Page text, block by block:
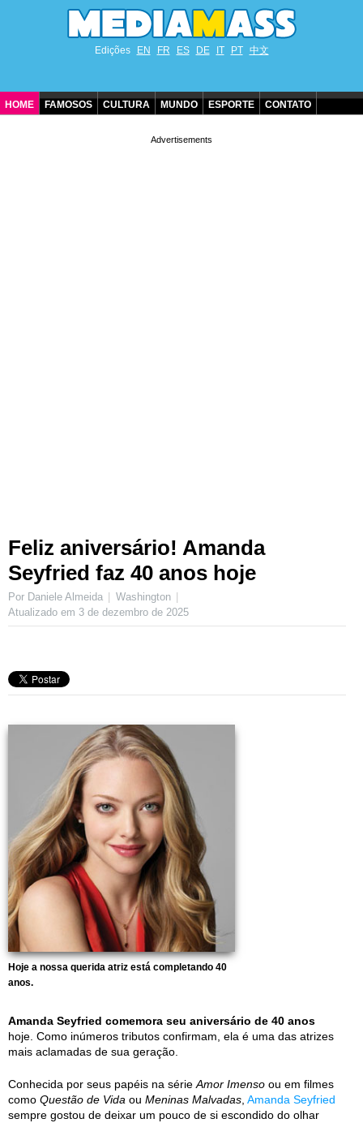
Edições EN FR ES DE IT PT 中文
HOME FAMOSOS CULTURA MUNDO ESPORTE CONTATO
Feliz aniversário! Amanda
Seyfried faz 40 anos hoje
Por Daniele Almeida
Washington
Atualizado em 3 de dezembro de 2025
Hoje a nossa querida atriz está completando 40
anos.
Amanda Seyfried comemora seu aniversário de 40 anos
hoje. Como inúmeros tributos confirmam, ela é uma das atrizes
mais aclamadas de sua geração.
Conhecida por seus papéis na série Amor Imenso ou em filmes
como Questão de Vida ou Meninas Malvadas Amanda Seyfried
sempre gostou de deixar um pouco de si escondido do olhar